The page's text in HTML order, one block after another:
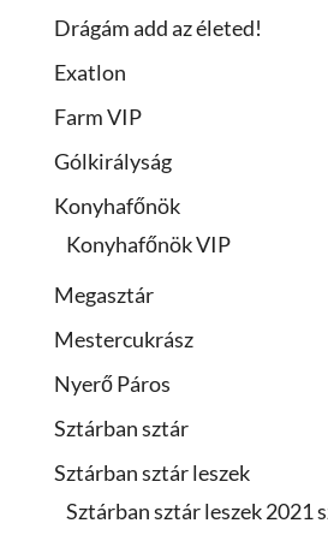
Drágám add az életed!
Exatlon
Farm VIP
Gólkirályság
Konyhafőnök
Konyhafőnök VIP
Megasztár
Mestercukrász
Nyerő Páros
Sztárban sztár
Sztárban sztár leszek
Sztárban sztár leszek 2021